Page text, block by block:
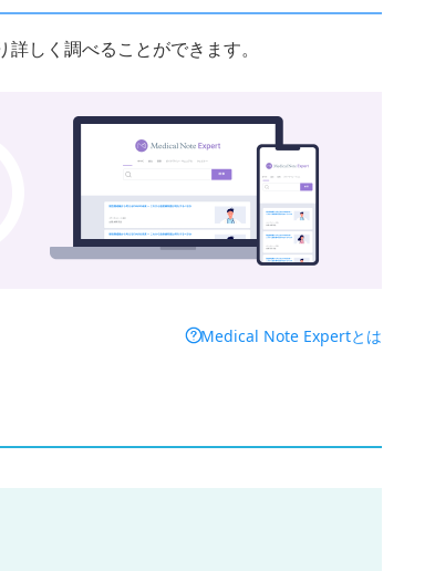
しく調べることができます。
Medical Note Expertとは